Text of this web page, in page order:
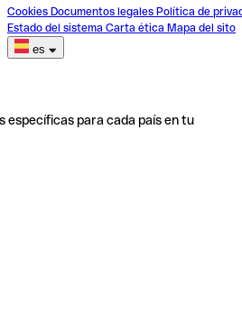
Cookies Documentos legales Política de
Estado del sistema Carta ética Mapa del sito
es
específicas para cada país en tu